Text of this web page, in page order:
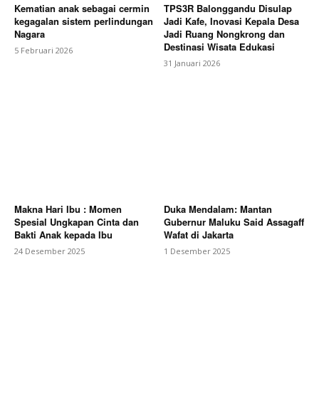
Kematian anak sebagai cermin
kegagalan sistem perlindungan
Nagara
5 Februari 2026
TPS3R Balonggandu Disulap
Jadi Kafe, Inovasi Kepala Desa
Jadi Ruang Nongkrong dan
Destinasi Wisata Edukasi
31 Januari 2026
Makna Hari Ibu : Momen
Spesial Ungkapan Cinta dan
Bakti Anak kepada Ibu
24 Desember 2025
Duka Mendalam: Mantan
Gubernur Maluku Said Assagaff
Wafat di Jakarta
1 Desember 2025